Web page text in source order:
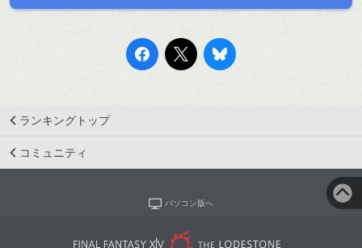
ランキングトップ
コミュニティ
パソコン版へ